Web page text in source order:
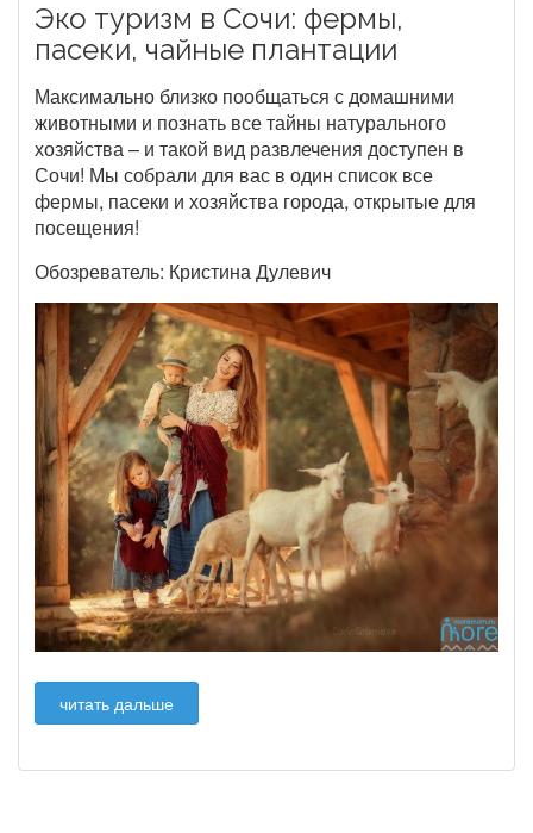
Эко туризм в Сочи: фермы,
пасеки, чайные плантации
Максимально близко пообщаться с домашними
животными и познать все тайны натурального
хозяйства – и такой вид развлечения доступен в
Сочи! Мы собрали для вас в один список все
фермы, пасеки и хозяйства города, открытые для
посещения!
Обозреватель: Кристина Дулевич
читать дальше